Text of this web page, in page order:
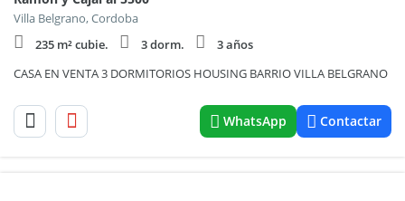
Villa Belgrano, Cordoba
235 m² cubie.
3 dorm.
3 años
CASA EN VENTA 3 DORMITORIOS HOUSING BARRIO VILLA BELGRANO
WhatsApp Contactar